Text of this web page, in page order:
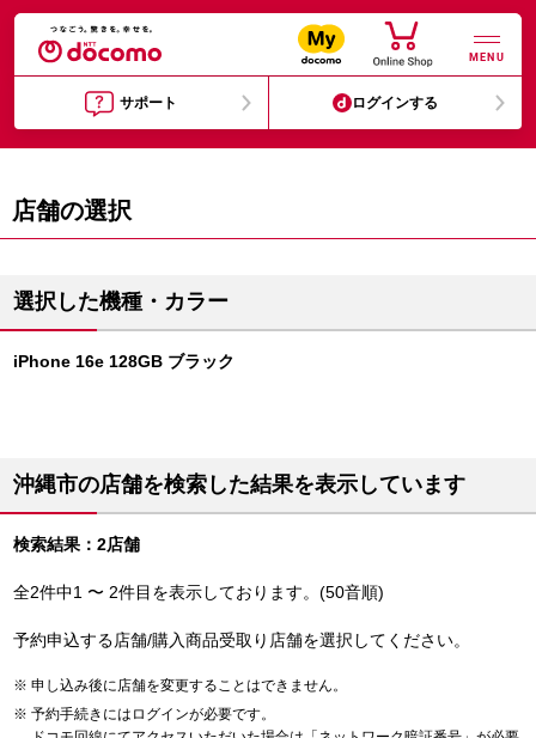
MENU
サポート ログインする
店舗の選択
選択した機種・カラー
iPhone 16e 128GB ブラック
沖縄市の店舗を検索した結果を表示しています
検索結果：2店舗
全2件中1 〜 2件目を表示しております。(50音順)
予約申込する店舗/購入商品受取り店舗を選択してください。
申し込み後に店舗を変更することはできません。
予約手続きにはログインが必要です。